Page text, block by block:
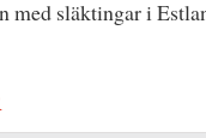
med släktingar i